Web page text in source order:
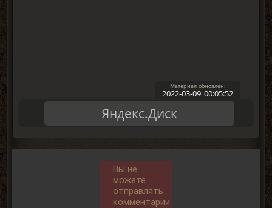
Яндекс.Диск
2022-03-09 00:05:52
Вы не
можете
отправлять
комментарии